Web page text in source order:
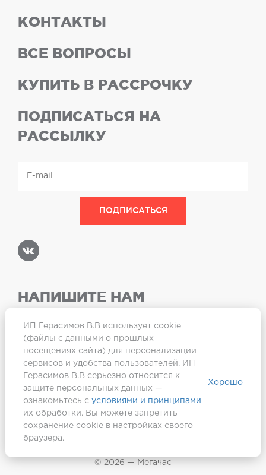
КОНТАКТЫ
ВСЕ ВОПРОСЫ
КУПИТЬ В РАССРОЧКУ
ПОДПИСАТЬСЯ НА
РАССЫЛКУ
НАПИШИТЕ НАМ
© 2026 — Мегачас
ИП Герасимов В.В использует cookie
(файлы с данными о прошлых
посещениях сайта) для персонализации
сервисов и удобства пользователей. ИП
Герасимов В.В серьезно относится к
защите персональных данных —
ознакомьтесь с условиями и принципами
их обработки. Вы можете запретить
сохранение cookie в настройках своего
браузера.
Хорошо